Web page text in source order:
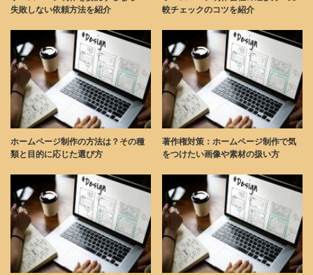
失敗しない依頼方法を紹介
較チェックのコツを紹介
ホームページ制作の方法は？その種
類と目的に応じた選び方
著作権対策：ホームページ制作で気
をつけたい画像や素材の扱い方